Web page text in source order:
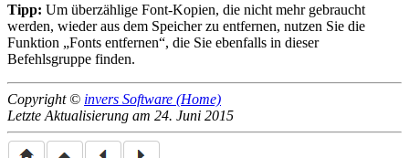
Tipp: Um überzählige Font-Kopien, die nicht mehr gebraucht
werden, wieder aus dem Speicher zu entfernen, nutzen Sie die
Funktion
Fonts entfernen , die Sie ebenfalls in dieser
Befehlsgruppe finden.
Copyright © invers Software (Home)
Letzte Aktualisierung am 24. Juni 2015